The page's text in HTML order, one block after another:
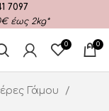
7097
έως 2kg*
0 0
Γάμου